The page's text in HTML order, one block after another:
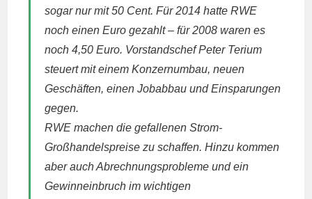
sogar nur mit 50 Cent. Für 2014 hatteRWE
noch einen Euro gezahlt – für 2008 waren es
noch 4,50 Euro. Vorstandschef Peter Terium
steuert mit einem Konzernumbau, neuen
Geschäften, einen Jobabbau und Einsparungen
gegen.
RWE machen die gefallenen Strom-
Großhandelspreise zu schaffen. Hinzu kommen
aber auch Abrechnungsprobleme und ein
Gewinneinbruch im wichtigen